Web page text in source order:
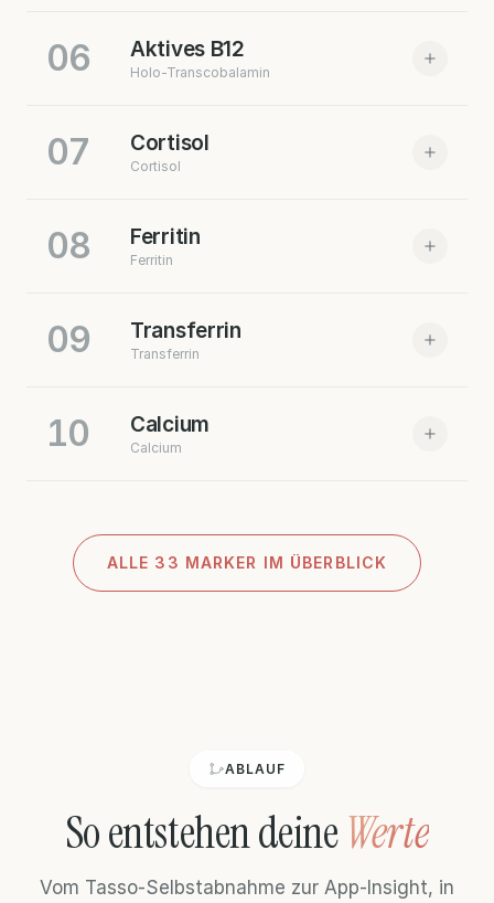
ETA 2013Zum Marker
QUELLE: ENDOCRINE SOCIETY 2024
06 Aktives B12
Holo-Transcobalamin
WHO 2024Zum Marker
07 Cortisol
Cortisol
08 Ferritin
Ferritin
09 Transferrin
Transferrin
QUELLE:BSG 2021Zum Marker
10 Calcium
Calcium
ALLE 33 MARKER IM ÜBERBLICK
ABLAUF
So entstehen deineWerte
Vom Tasso-Selbstabnahme zur App-Insight, in